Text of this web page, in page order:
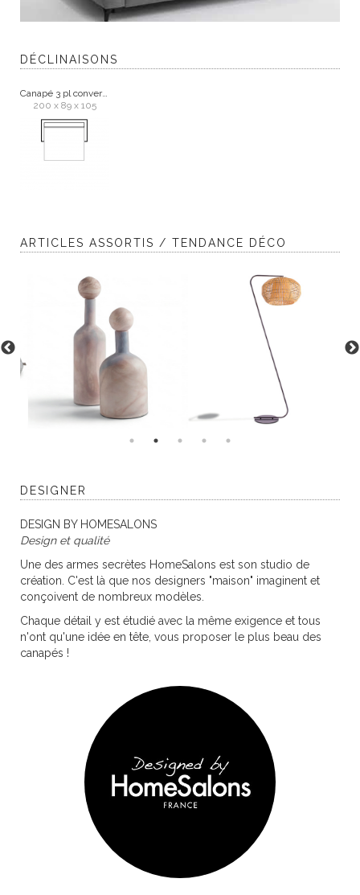
DÉCLINAISONS
Canapé 3 pl convertible
200 x 89 x 105
ARTICLES ASSORTIS / TENDANCE DÉCO
DESIGNER
DESIGN BY HOMESALONS
Design et qualité
Une des armes secrètes HomeSalons est son studio de
création. C'est là que nos designers "maison" imaginent et
conçoivent de nombreux modèles.
Chaque détail y est étudié avec la même exigence et tous
n'ont qu'une idée en tête, vous proposer le plus beau des
canapés !